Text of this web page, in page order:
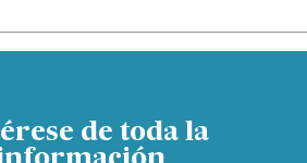
de toda la